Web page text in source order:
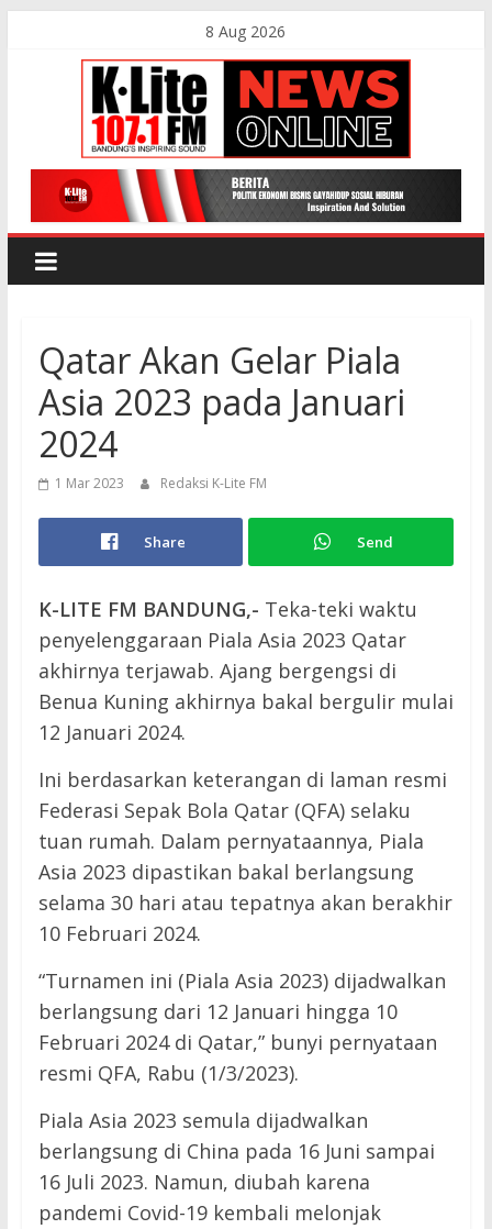
8 Aug 2026
K-
Lite
Bandung
Online
News
Qatar Akan Gelar Piala
Asia 2023 pada Januari
2024
1 Mar 2023 Redaksi K-Lite FM
Share Send
K-LITE FM BANDUNG,- Teka-teki waktu
penyelenggaraan Piala Asia 2023 Qatar
akhirnya terjawab. Ajang bergengsi di
Benua Kuning akhirnya bakal bergulir mulai
12 Januari 2024.
Ini berdasarkan keterangan di laman resmi
Federasi Sepak Bola Qatar (QFA) selaku
tuan rumah. Dalam pernyataannya, Piala
Asia 2023 dipastikan bakal berlangsung
selama 30 hari atau tepatnya akan berakhir
10 Februari 2024.
“Turnamen ini (Piala Asia 2023) dijadwalkan
berlangsung dari 12 Januari hingga 10
Februari 2024 di Qatar,” bunyi pernyataan
resmi QFA, Rabu (1/3/2023).
Piala Asia 2023 semula dijadwalkan
berlangsung di China pada 16 Juni sampai
16 Juli 2023. Namun, diubah karena
pandemi Covid-19 kembali melonjak